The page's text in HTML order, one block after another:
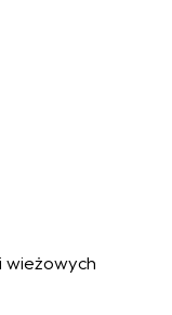
wieżowych